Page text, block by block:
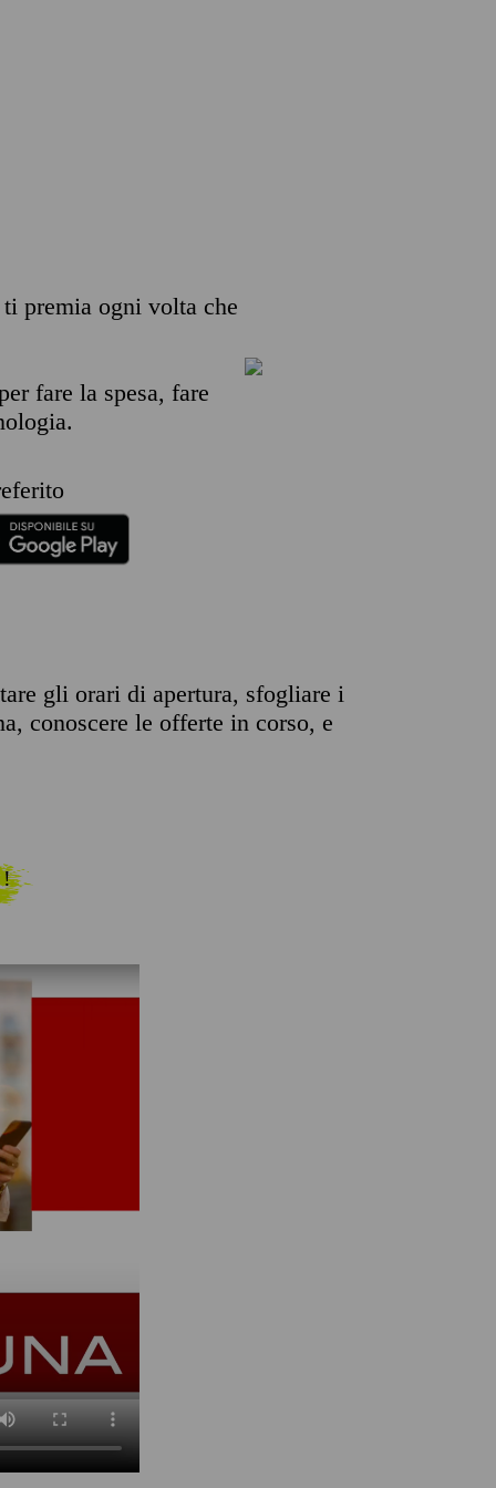
ti premia ogni volta che
fare la spesa, fare
gli orari di apertura, sfogliare i
conoscere le offerte in corso, e
!